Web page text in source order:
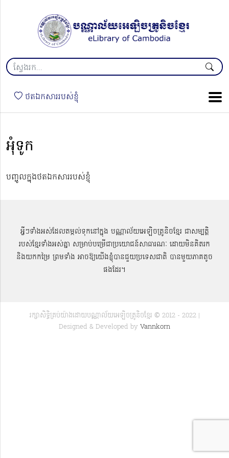
ថតឯកសាររបស់ខ្ញុំ
អុំទូក
បញ្ចូលក្នុងថតឯកសាររបស់ខ្ញុំ
អ្វីៗទាំងអស់ដែលតម្កល់ទុកនៅក្នុង បណ្ណាល័យអេឡិចត្រូនិចខ្មែរ ជាសម្បតិ្ត
របស់ខ្មែរទាំងអស់គ្នា សម្រាប់បម្រើជាប្រយោជន៍សាធារណៈ ដោយមិនគិតរក
និងយកកម្រៃ ព្រមទាំង អាចឱ្យយើងខ្ញុំបានជួយប្រទេសជាតិ បានមួយភាគតូច
ផងដែរ។
រក្សាសិទ្ធិគ្រប់យ៉ាងដោយបណ្ណាល័យអេឡិចត្រូនិចខ្មែរ © 2012 - 2022 |
Designed & Developed by Vannkorn